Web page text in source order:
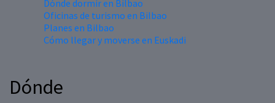
Dónde dormir en Bilbao
Oficinas de turismo en Bilbao
Planes en Bilbao
Cómo llegar y moverse en Euskadi
Dónde